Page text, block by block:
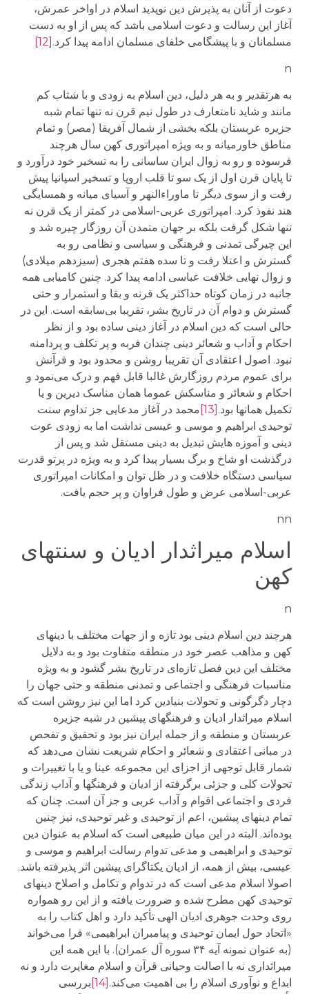
دعوت از آنان به پذیرش دین نوپدید اسلام در اواخر عمرش،
آغاز این رسالت و دعوت اسلامی باشد که پس از او به دست
مسلمانان و با پیشگامی خلفای مسلمان ادامه پیدا کرد.
n
به هرتقدیر و به هر دلیل، دین اسلام به زودی و با شتاب کم
مانند و شاید نامتعارف در طول نیم قرن نه تنها تمام شبه
جزیره عربستان بلکه بخشی از شمال آفریقا (مصر) و تمام
مناطق خاورمیانه و به ویژه امپراتوری کهن سال هرچند
فرسوده و رو به زوال ایران ساسانی را به تسخیر خود درآورد و
تا پایان قرن اول از یک سو تا قلب اروپا و تسخیر اسپانیا پیش
رفت و از سوی دیگر تا ماوراءالنهر و آسیای میانه و همسایگی
هند نفوذ کرد. امپراتوری عربی-اسلامی در کمتر از یک قرن نه
تنها شکل گرفت بلکه بر جهان متمدن آن روزگار چیره شد و
این چیرگی تمدنی و فرهنگی و سیاسی و نظامی رو به
گسترش و اعتلا رفت و تا سده هفتم هجری (سیزدهم میلادی)
و زوال نهایی خلافت عباسی ادامه پیدا کرد. چنین کامیابی همه
جانبه در زمان کوتاه حداکثر یک قرنه و بقا و استمرار و حتی
گسترش و دوام آن در تاریخ بشر، تقریبا بی‌سابقه است. این در
حالی است که دین اسلام در آغاز دینی ساده بود و از نظر
احکام و آداب و شعائر دینی چندان فربه و پر تکلف و پردامنه
نبود. اصول اعتقادی آن تقریبا روشن و محدود بود و قرآنش
برای عموم مردم روزگارش غالبا قابل فهم و درک می‌نمود و
احکام و شعائر و مناسکش عموما همان مناسک دیرین و یا
تکمیل همانها بود.
محمد در آغاز مدعایی جز تداوم سنت
توحیدی ابراهیم و موسی و عیسی نداشت اما به زودی عوت
دینی و آموزه هایش تبدیل به دینی مستقل شد و پس از
درگذشت او شاخ و برگ بسیار پیدا کرد و به ویژه در پرتو قدرت
سیاسی دستگاه خلافت و در ظل توان و امکانات امپراتوری
عربی-اسلامی عرض و طول فراوان و پر حجم یافت.
nn
اسلام میراثدار ادیان و سنتهای
کهن
n
هرچند دین اسلام دینی بود تازه و از جهات مختلف با دینهای
کهن و مذاهب عصر خود در منطقه متفاوت بود و به دلایل
مختلف این دین فصل تازه‌ای در تاریخ بشر گشود و به ویژه
مناسبات فرهنگی و اجتماعی و تمدنی منطقه و حتی جهان را
دچار دگرگونی و تحولات بنیادین کرد اما این نیز روشن است که
اسلام میراثدار ادیان و فرهنگهای پیشین در شبه جزیره
عربستان و منطقه و از جمله ایران نیز بود و تحقیق و تفحص
در مبانی اعتقادی و شعائر و احکام شریعت نشان می‌دهد که
شمار قابل توجهی از اجزای این مجموعه عینا و یا با تغییرات و
تحولات کلی و جزئی برگرفته از ادیان و فرهنگها و آداب زندگی
فردی و اجتماعی اقوام و آداب عربی و جز آن است. چنان که
تمام دینهای پیشین، اعم از توحیدی و غیر توحیدی، نیز چنین
بوده‌اند. البته در این میان طبیعی است که اسلام به عنوان دین
توحیدی و ابراهیمی و مدعی تدوام رسالت ابراهیم و موسی و
عیسی، بیش از همه، از ادیان یکتاگرای پیشین اثر پذیرفته باشد.
اصولا اسلام مدعی است که در تدوام و تکامل و اصلاح دینهای
توحیدی کهن مطرح شده و ضرورت یافته و از این رو همواره
روی وحدت جوهری ادیان الهی تأکید دارد و اهل کتاب را به
«اتحاد حول ایمان توحیدی و پیامبران ابراهیمی» فرا می‌خواند
(به عنوان نمونه آیه ۳۴ سوره آل عمران). با این همه این
میراثداری نه با اصالت وحیانی قرآن و اسلام مغایرت دارد و نه
ابداع و نوآوری اسلام را بی اهمیت می‌کند. [14]
بررسی